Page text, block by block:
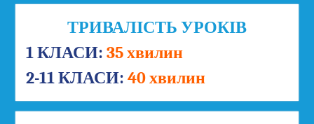
ТРИВАЛІСТЬ УРОКІВ
1 КЛАСИ: 35 хвилин
2-11 КЛАСИ: 40 хвилин